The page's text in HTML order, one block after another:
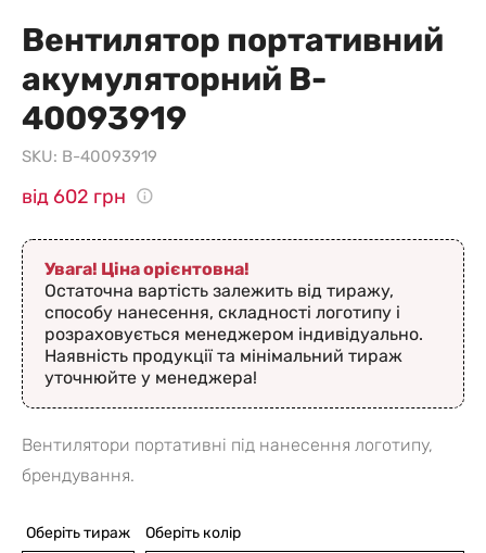
Вентилятор портативний
акумуляторний B-
40093919
SKU: B-40093919
від 602 грн
Увага! Ціна орієнтовна!
Остаточна вартість залежить від тиражу,
способу нанесення, складності логотипу і
розраховується менеджером індивідуально.
Наявність продукції та мінімальний тираж
уточнюйте у менеджера!
Вентилятори портативні під нанесення логотипу,
брендування.
Оберіть тираж Оберіть колір